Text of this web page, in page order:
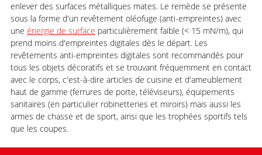
enlever des surfaces métalliques mates. Le remède se présente
sous la forme d'un revêtement oléofuge (anti-empreintes) avec
une énergie de surface particulièrement faible (< 15 mN/m), qui
prend moins d'empreintes digitales dès le départ. Les
revêtements anti-empreintes digitales sont recommandés pour
tous les objets décoratifs et se trouvant fréquemment en contact
avec le corps, c'est-à-dire articles de cuisine et d'ameublement
haut de gamme (ferrures de porte, téléviseurs), équipements
sanitaires (en particulier robinetteries et miroirs) mais aussi les
armes de chasse et de sport, ainsi que les trophées sportifs tels
que les coupes.